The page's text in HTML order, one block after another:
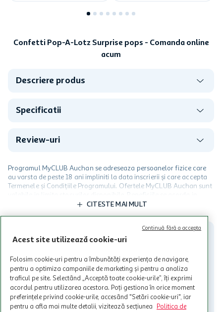
Confetti Pop-A-Lotz Surprise pops - Comanda online
acum
Descriere produs
Specificatii
Review-uri
Programul MyCLUB Auchan se adreseaza persoanelor fizice care
au varsta de peste 18 ani impliniti la data inscrierii și care accepta
Termenele și Condițiile Programului. Ofertele MyCLUB Auchan sunt
valabile in limita stocurilor disponibile. Beneficiile se acorda in
limita a 12 unitati / card client o singura data in perioada promotiei.
nu poate fi utilizat in legatura cu alti comercianți sau pentru alte
activitati in afara celor mentionate in Termene si Conditii. Auchan
care aceste este suspendat sau in perioada in care sunt efectuate
intretineri sau reparatii tehnice la sistemul de utilizarea al Cardului.
CITESTE MAI MULT
Contacteaza-ne!
Iti stam mereu la dispozitie.
Acest site utilizează cookie-uri
Folosim cookie-uri pentru a îmbunătăți experiența de navigare,
pentru a optimiza campaniile de marketing și pentru a analiza
traficul pe site. Selectând „Acceptă toate cookie-urile”, îți exprimi
acordul pentru utilizarea acestora. Poți gestiona în orice moment
preferințele privind cookie-urile, accesând "Setări cookie-uri", iar
pentru a afla mai multe detalii, vizitează secțiunea
Politica de
Continuă fără a accepta